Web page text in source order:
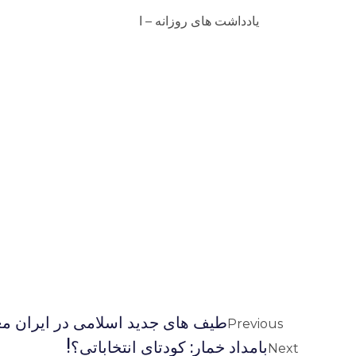
یادداشت های روزانه – ا
Previousطیف های جدید اسلامی در ایران
Nextبامداد خمار: کودتای انتخاباتی؟!